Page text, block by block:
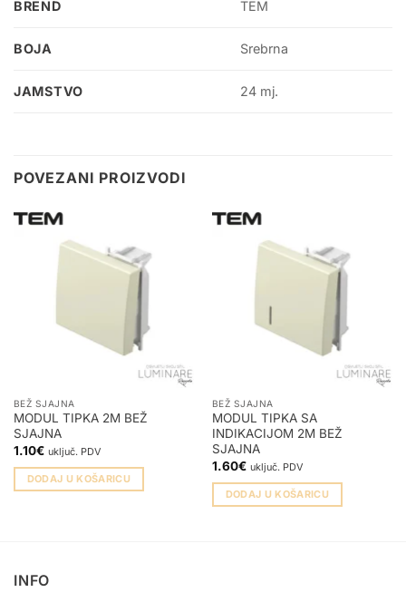
BREND TEM
BOJA Srebrna
JAMSTVO 24 mj.
POVEZANI PROIZVODI
BEŽ SJAJNA
MODUL TIPKA 2M BEŽ
SJAJNA
1.10€ uključ. PDV
DODAJ U KOŠARICU
BEŽ SJAJNA
MODUL TIPKA SA
INDIKACIJOM 2M BEŽ
SJAJNA
1.60€ uključ. PDV
DODAJ U KOŠARICU
INFO